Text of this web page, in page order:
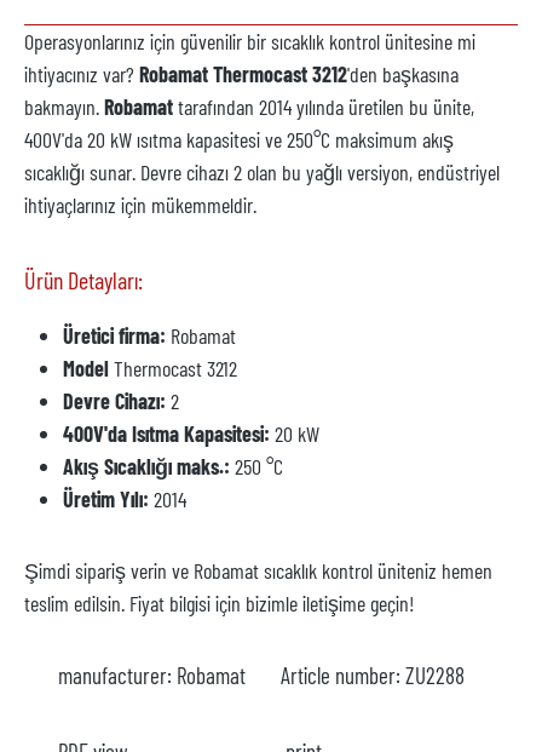
Operasyonlarınız için güvenilir bir sıcaklık kontrol ünitesine mi
ihtiyacınız var? Robamat Thermocast 3212'den başkasına
bakmayın.Robamattarafından 2014 yılında üretilen bu ünite,
400V'da 20 kW ısıtma kapasitesi ve 250°C maksimum akış
sıcaklığı sunar. Devre cihazı 2 olan bu yağlı versiyon, endüstriyel
ihtiyaçlarınız için mükemmeldir.
Ürün Detayları:
Üretici firma: Robamat
ModelThermocast 3212
Devre Cihazı: 2
400V'da Isıtma Kapasitesi: 20 kW
Akış Sıcaklığı maks.: 250 °C
Üretim Yılı: 2014
Şimdi sipariş verin ve Robamat sıcaklık kontrol üniteniz hemen
teslim edilsin. Fiyat bilgisi için bizimle iletişime geçin!
manufacturer: Robamat Article number: ZU2288